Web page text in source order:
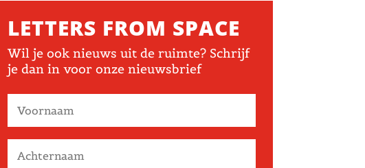
LETTERS FROM SPACE
Wil je ook nieuws uit de ruimte? Schrijf
je dan in voor onze nieuwsbrief